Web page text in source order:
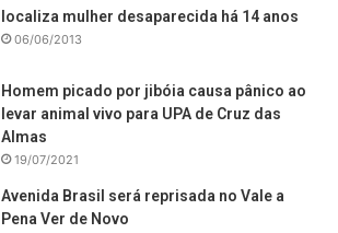
localiza mulher desaparecida há 14 anos
06/06/2013
Homem picado por jibóia causa pânico ao
levar animal vivo para UPA de Cruz das
Almas
19/07/2021
Avenida Brasil será reprisada no Vale a
Pena Ver de Novo